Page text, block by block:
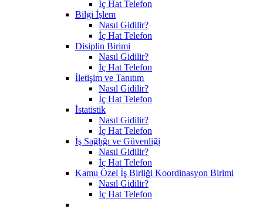
İç Hat Telefon
Bilgi İşlem
Nasıl Gidilir?
İç Hat Telefon
Disiplin Birimi
Nasıl Gidilir?
İç Hat Telefon
İletişim ve Tanıtım
Nasıl Gidilir?
İç Hat Telefon
İstatistik
Nasıl Gidilir?
İç Hat Telefon
İş Sağlığı ve Güvenliği
Nasıl Gidilir?
İç Hat Telefon
Kamu Özel İş Birliği Koordinasyon Birimi
Nasıl Gidilir?
İç Hat Telefon